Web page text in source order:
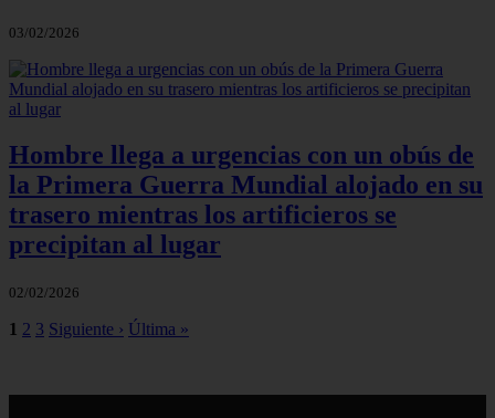
03/02/2026
Hombre llega a urgencias con un obús de
la Primera Guerra Mundial alojado en su
trasero mientras los artificieros se
precipitan al lugar
02/02/2026
1 2 3 Siguiente › Última »